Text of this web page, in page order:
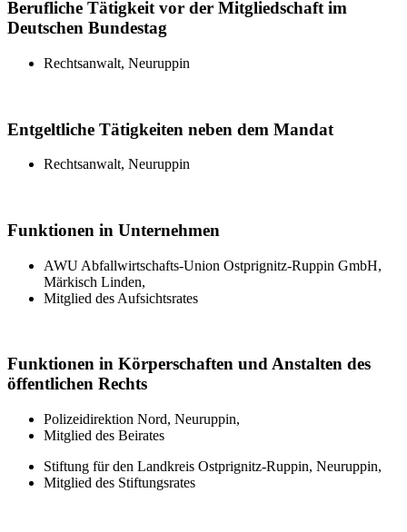
Berufliche Tätigkeit vor der Mitgliedschaft im
Deutschen Bundestag
Rechtsanwalt, Neuruppin
Entgeltliche Tätigkeiten neben dem Mandat
Rechtsanwalt, Neuruppin
Funktionen in Unternehmen
AWU Abfallwirtschafts-Union Ostprignitz-Ruppin GmbH,
Märkisch Linden,
Mitglied des Aufsichtsrates
Funktionen in Körperschaften und Anstalten des
öffentlichen Rechts
Polizeidirektion Nord, Neuruppin,
Mitglied des Beirates
Stiftung für den Landkreis Ostprignitz-Ruppin, Neuruppin,
Mitglied des Stiftungsrates